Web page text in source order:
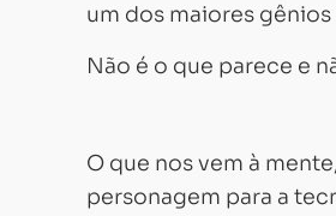
um dos maiores
Não é o que parece e
O que nos vem à
personagem para a